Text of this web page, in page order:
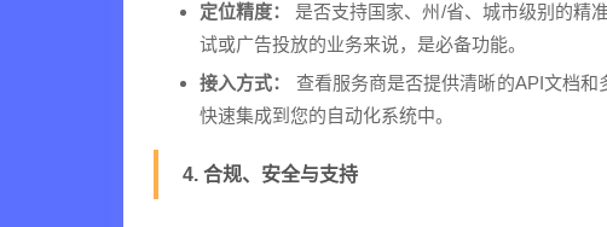
定位精度：
是否支持国家、州/省、城市级别的精
试或广告投放的业务来说，是必备功能。
接入方式：
查看服务商是否提供清晰的API文档
快速集成到您的自动化系统中。
4. 合规、安全与支持